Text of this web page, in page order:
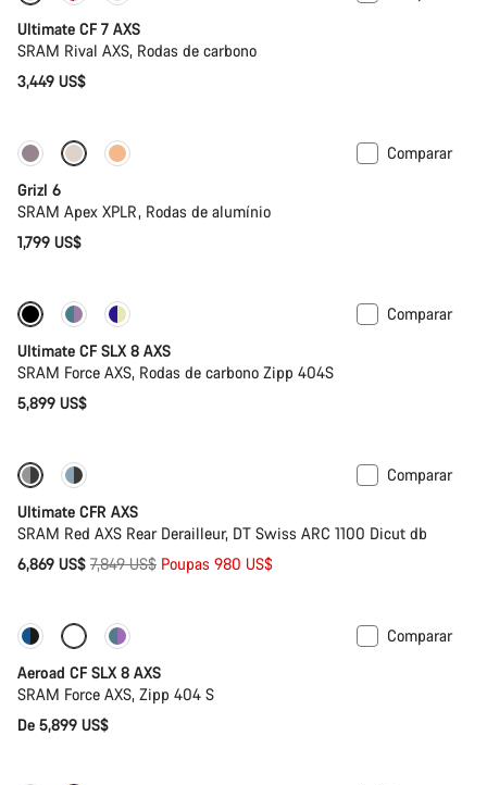
Ultimate CF 7 AXS
SRAM Rival AXS, Rodas de carbono
3,449 US$
Comparar
Grizl 6
SRAM Apex XPLR, Rodas de alumínio
1,799 US$
Novo stock
Comparar
Ultimate CF SLX 8 AXS
SRAM Force AXS, Rodas de carbono Zipp 404S
5,899 US$
-12%
Comparar
Ultimate CFR AXS
SRAM Red AXS Rear Derailleur, DT Swiss ARC 1100 Dicut db
6,869 US$ Preço
7,849 US$ Poupas 980 US$
Configura Potenciómetro
Comparar
Aeroad CF SLX 8 AXS
SRAM Force AXS, Zipp 404 S
De 5,899 US$